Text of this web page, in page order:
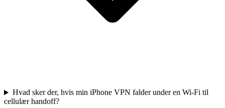
Hvad sker der, hvis min iPhone VPN falder under en Wi-Fi til
cellulær handoff?